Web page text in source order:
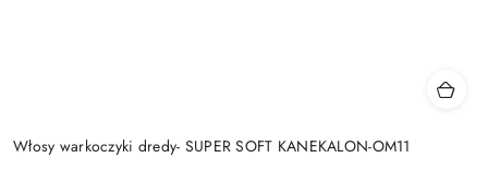
Włosy warkoczyki dredy- SUPER SOFT KANEKALON-OM11